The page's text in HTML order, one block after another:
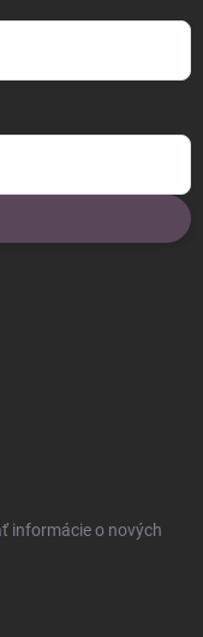
informácie o nových